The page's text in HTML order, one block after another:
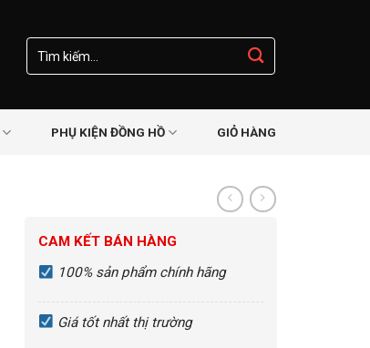
Tìm
kiếm:
PHỤ KIỆN ĐỒNG HỒ GIỎ HÀNG
CAM KẾT BÁN HÀNG
100% sản phẩm chính hãng
Giá tốt nhất thị trường